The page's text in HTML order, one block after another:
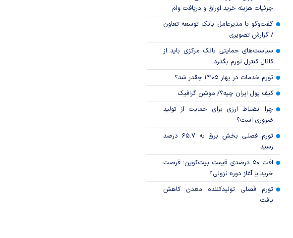
جزئیات هزینه خرید اوراق و دریافت وام
گفت‌وگو با مدیرعامل بانک توسعه تعاون
/ گزارش تصویری
سیاست‌های حمایتی بانک مرکزی باید از
کانال کنترل تورم بگذرد
تورم خدمات در بهار ۱۴۰۵ چقدر شد؟
کیف پول ایران چیه؟/ موشن گرافیک
چرا انضباط ارزی برای حمایت از تولید
ضروری است؟
تورم فصلی بخش برق به ۶۵.۷ درصد
رسید
افت ۵۰ درصدی قیمت بیت‌کوین؛ فرصت
خرید یا آغاز دوره نزولی؟
تورم فصلی تولیدکننده معدن کاهش
یافت